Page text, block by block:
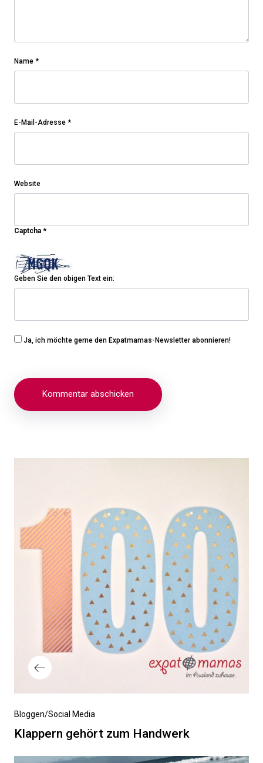
Name *
E-Mail-Adresse *
Website
Captcha *
Geben Sie den obigen Text ein:
Ja, ich möchte gerne den Expatmamas-Newsletter abonnieren!
Beitragsnavigation
Vorheriger
Beitrag
Bloggen/Social Media
Klappern gehört zum Handwerk